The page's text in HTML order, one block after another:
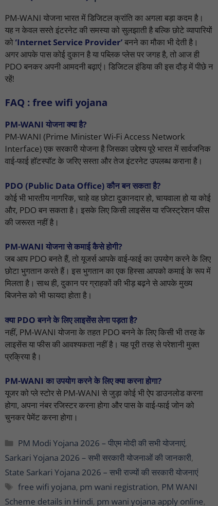
PM-WANI योजना भारत में डिजिटल क्रांति का अगला बड़ा कदम है।
यह न केवल सस्ते इंटरनेट की समस्या को सुलझाती है बल्कि छोटे व्यापारियों
को‘Internet Service Provider’बनने का मौका भी देती है।
अगर आपके पास कोई दुकान है या पब्लिक प्लेस पर जगह है, तो आज ही
PDO बनकर अपनी आमदनी बढ़ाएं। डिजिटल इंडिया की इस दौड़ में पीछे न
रहें!
FAQ : free wifi yojana
PM-WANI योजना क्या है?
PM-WANI (Prime Minister Wi-Fi Access Network
Interface) एक सरकारी योजना है जिसका उद्देश्य पूरे भारत में सार्वजनिक
वाई-फाई हॉटस्पॉट के जरिए सस्ता और तेज इंटरनेट उपलब्ध कराना है।
PDO (Public Data Office) कौन बन सकता है?
कोई भी भारतीय नागरिक, चाहे वह छोटा दुकानदार हो, चायवाला हो या कोई
और, PDO बन सकता है। इसके लिए किसी लाइसेंस या रजिस्ट्रेशन फीस
की जरूरत नहीं है।
PM-WANI योजना से कमाई कैसे होगी?
जब आप PDO बनते हैं, तो यूजर्स आपके वाई-फाई का उपयोग करने के लिए
छोटा भुगतान करते हैं। इस भुगतान का एक हिस्सा आपको कमाई के रूप में
मिलता है। साथ ही, दुकान पर ग्राहकों की भीड़ बढ़ने से आपके मुख्य
बिजनेस को भी फायदा होता है।
क्या PDO बनने के लिए लाइसेंस लेना पड़ता है?
नहीं, PM-WANI योजना के तहत PDO बनने के लिए किसी भी तरह के
लाइसेंस या फीस की आवश्यकता नहीं है। यह पूरी तरह से परेशानी मुक्त
प्रक्रिया है।
PM-WANI का उपयोग करने के लिए क्या करना होगा?
यूजर को प्ले स्टोर से PM-WANI से जुड़ा कोई भी ऐप डाउनलोड करना
होगा, अपना नंबर रजिस्टर करना होगा और पास के वाई-फाई जोन को
चुनकर पेमेंट करना होगा।
Categories
PM Modi Yojana 2026 – पीएम मोदी की सभी योजनाएं,
Sarkari Yojana 2026 – सभी सरकारी योजनाओं की जानकारी,
State Sarkari Yojana 2026 – सभी राज्यों की सरकारी योजनाएं
Tags
free wifi yojana, pm wani registration, PM WANI
Scheme details in Hindi, pm wani yojana apply online,